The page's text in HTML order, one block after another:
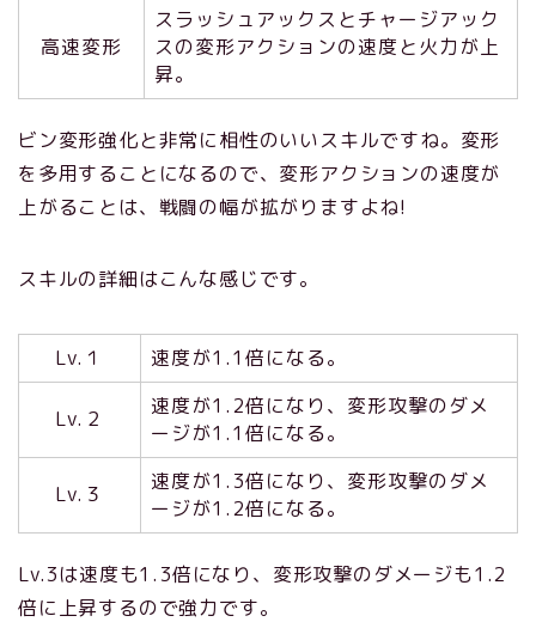
高速変形
スラッシュアックスとチャージアック
スの変形アクションの速度と火力が上
昇。
ビン変形強化と非常に相性のいいスキルですね。変形
を多用することになるので、変形アクションの速度が
上がることは、戦闘の幅が拡がりますよね!
スキルの詳細はこんな感じです。
Lv.１ 速度が1.1倍になる。
Lv.２
速度が1.2倍になり、変形攻撃のダメ
ージが1.1倍になる。
Lv.３
速度が1.3倍になり、変形攻撃のダメ
ージが1.2倍になる。
Lv.3は速度も1.3倍になり、変形攻撃のダメージも1.2
倍に上昇するので強力です。